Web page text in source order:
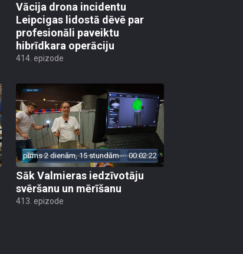
Vācija drona incidentu
Leipcigas lidostā dēvē par
profesionāli paveiktu
hibrīdkara operāciju
414. epizode
pirms 2 dienām, 15 stundām 00:02:22
Sāk Valmieras iedzīvotāju
svēršanu un mērīšanu
413. epizode